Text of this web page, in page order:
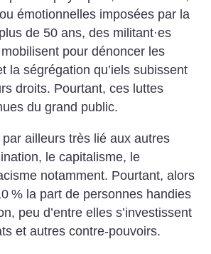
émotionnelles imposées par la
de 50 ans, des militant·es
pour dénoncer les
la ségrégation qu’iels subissent
droits. Pourtant, ces luttes
du grand public.
ailleurs très lié aux autres
le capitalisme, le
notamment. Pourtant, alors
% la part de personnes handies
peu d’entre elles s’investissent
et autres contre-pouvoirs.